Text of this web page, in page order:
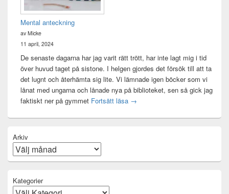
Mental anteckning
av Micke
11 april, 2024
De senaste dagarna har jag varit rätt trött, har inte lagt mig i tid
över huvud taget på sistone. I helgen gjordes det försök till att ta
det lugnt och återhämta sig lite. Vi lämnade igen böcker som vi
lånat med ungarna och lånade nya på biblioteket, sen så gick jag
faktiskt ner på gymmet Fortsätt läsa Mental anteckning
→
Arkiv
Kategorier